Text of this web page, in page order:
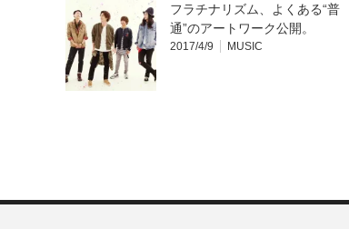
フラチナリズム、よくある“普
通”のアートワーク公開。
2017/4/9 MUSIC